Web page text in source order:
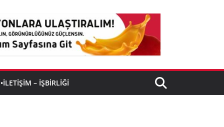
•İLETIŞIM – İŞBIRLIĞI